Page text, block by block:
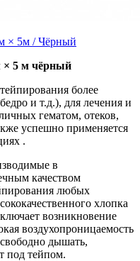
× 5м / Чёрный
× 5 м чёрный
более
и т.д.), для лечения и
гематом, отеков,
успешно применяется
.
в
качеством
любых
хлопка
возникновение
воздухопроницаемость
дышать,
под тейпом.